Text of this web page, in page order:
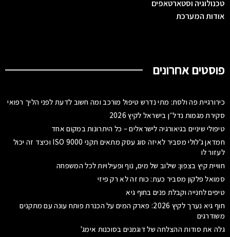
טכנולוגיה וסטארטאפים
אודות המערכת
פוסטים אחרונים
כירורגיית פה ולסת: מתי נדרש טיפול מורכב ומה חשוב לדעת לפני הליך רפואי
סקירת מגמות נדל״ן בישראל לקיץ 2026
טיפולי שיניים בגיאורגיה לישראלים – כל היתרונות במקום אחד
חמדאן ג'לולי מסביר לאיזה סוג עסק מתאים תקני ISO 9000 וכיצד זה יכול
לעזור לו
חוויית קיץ בצפון: שילוב של מים, נוף ופעילויות לכל המשפחה
סמואל פלקון מסביר כעת: כוח זה לא רק פיזי
טיפים לחנייה וקבלת פנים בחוף גיא
חוף גיא נערך לקיץ 2026: פארק המים על הכנרת פותח עונה עם מתקנים
משודרגים
גלה את סודות ההצלחה של דוגמנים בסוכנות אימג'